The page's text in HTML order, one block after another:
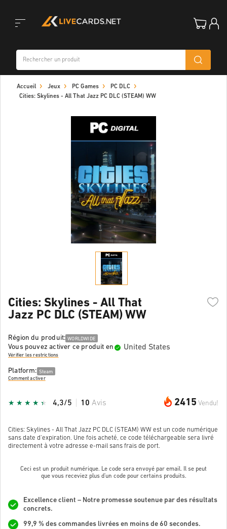
navigation
Accueil Jeux PC Games
PC DLC
Cities: Skylines - All That Jazz PC DLC (STEAM) WW
Cities: Skylines - All That
Jazz PC DLC (STEAM) WW
Région du produit: WORLDWIDE
Vous pouvez activer ce produit en United States
Vérifier les restrictions
Platform: Steam
Comment activer
2415 Vendu!
4,3/5 10 Avis
Cities: Skylines - All That Jazz PC DLC (STEAM) WW est un code numérique
sans date d'expiration. Une fois acheté, ce code téléchargeable sera livré
directement à votre adresse e-mail sans frais de port.
Ceci est un produit numérique. Le code sera envoyé par email. Il se peut
que vous receviez plus d'un code pour certains produits.
Excellence client – Notre promesse soutenue par des résultats
concrets.
99,9 % des commandes livrées en moins de 60 secondes.